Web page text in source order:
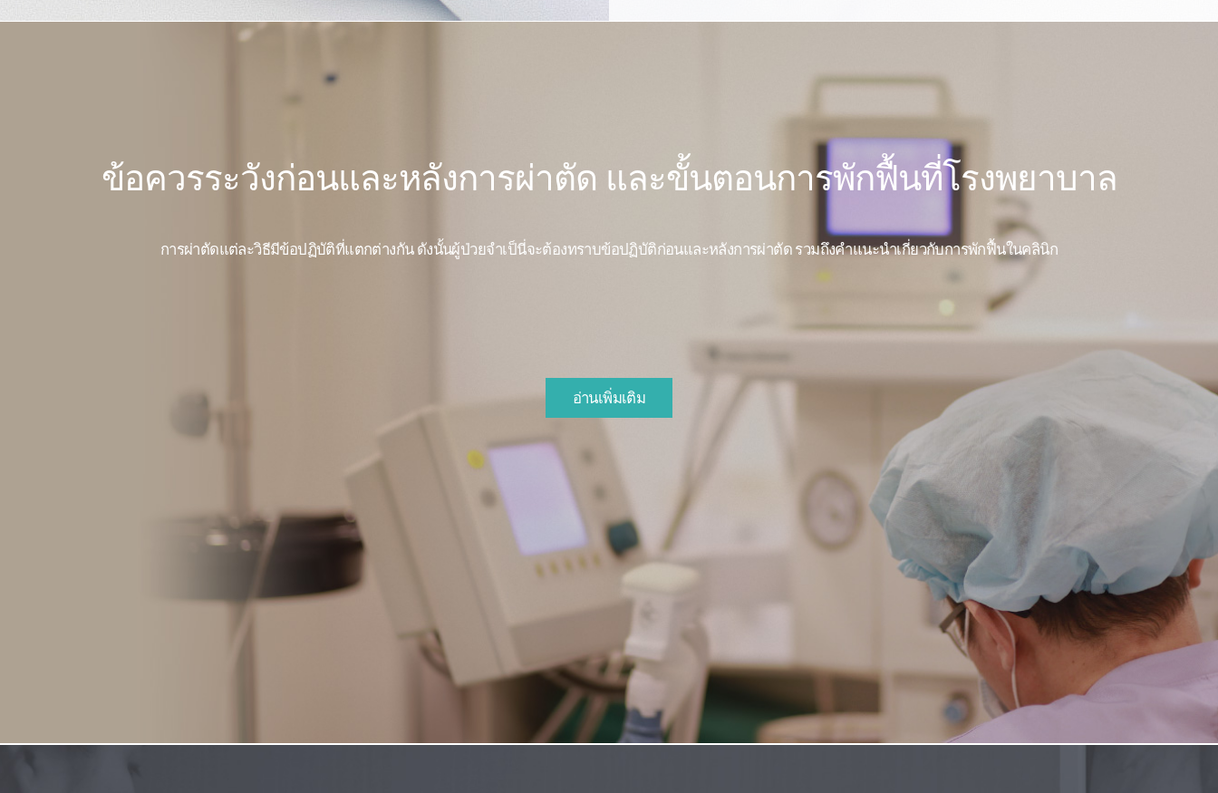
ข้อควรระวังก่อนและหลังการผ่าตัด และขั้นตอนการพักฟื้นที่โรงพยาบาล
การผ่าตัดแต่ละวิธีมีข้อปฏิบัติที่แตกต่างกัน ดังนั้นผู้ป่วยจำเป็นี่จะต้องทราบข้อปฏิบัติก่อนและหลังการผ่าตัด รวมถึงคำแนะนำเกี่ยวกับการพักฟื้นในคลินิก
อ่านเพิ่มเติม